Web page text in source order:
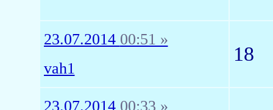
23.07.2014 00:51 »
vah1
18
23.07.2014 00:33 »